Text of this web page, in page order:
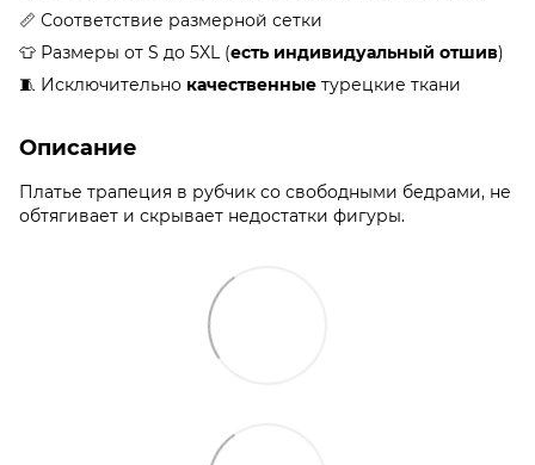
📏 Соответствие размерной сетки
👕 Размеры от S до 5XL (есть индивидуальный отшив)
🧵 Исключительно качественные турецкие ткани
Описание
Платье трапеция в рубчик со свободными бедрами, не
обтягивает и скрывает недостатки фигуры.